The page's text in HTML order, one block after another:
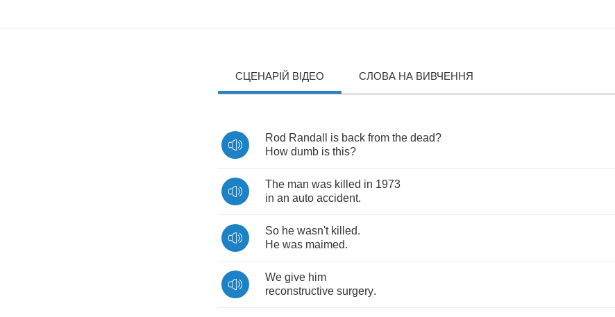
СЦЕНАРІЙ ВІДЕО СЛОВА НА ВИВЧЕННЯ
Rod Randall is back from the dead?
How dumb is this?
The man was killed in 1973
in an auto accident.
So he wasn't killed.
He was maimed.
We give him
reconstructive surgery.